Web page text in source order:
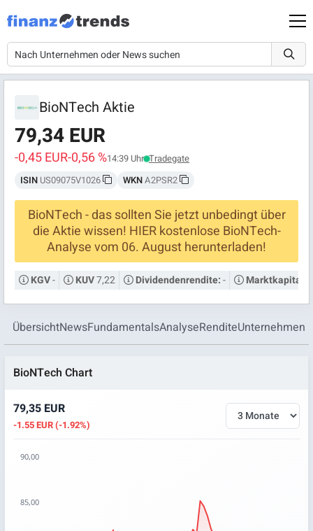
BioNTech Aktie
79,34 EUR
-0,45 EUR-0,56 %14:39 Uhr Tradegate
ISIN US09075V1026 WKNA2PSR2
BioNTech - das sollten Sie jetzt unbedingt über
die Aktie wissen! HIER kostenlose BioNTech-
Analyse vom 06. August herunterladen!
KGV- KUV7,22 Dividendenrendite:-
ÜbersichtNewsFundamentalsAnalyseRenditeUnternehmen
BioNTech Chart
79,35 EUR
-1.55 EUR (-1.92%)
Chart with 67 data points.
The chart has 1 X axis displaying categories.
85,00
90,00